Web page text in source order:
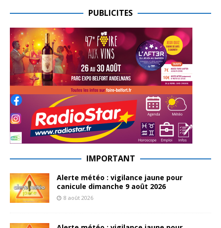
PUBLICITES
IMPORTANT
Alerte météo : vigilance jaune pour
canicule dimanche 9 août 2026
8 août 2026